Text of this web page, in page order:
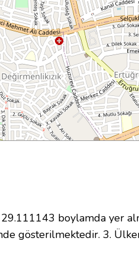
boylamda yer
gösterilmektedir. 3.